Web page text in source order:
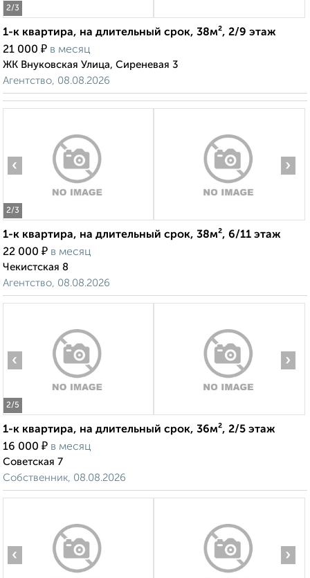
2/3
1-к квартира, на длительный срок, 38м², 2/9 этаж
21 000 ₽ в месяц
ЖК Внуковская Улица, Сиреневая 3
Агентство, 08.08.2026
2/3
‹ ›
1-к квартира, на длительный срок, 38м², 6/11 этаж
22 000 ₽ в месяц
Чекистская 8
Агентство, 08.08.2026
2/5
‹ ›
1-к квартира, на длительный срок, 36м², 2/5 этаж
16 000 ₽ в месяц
Советская 7
Собственник, 08.08.2026
‹ ›